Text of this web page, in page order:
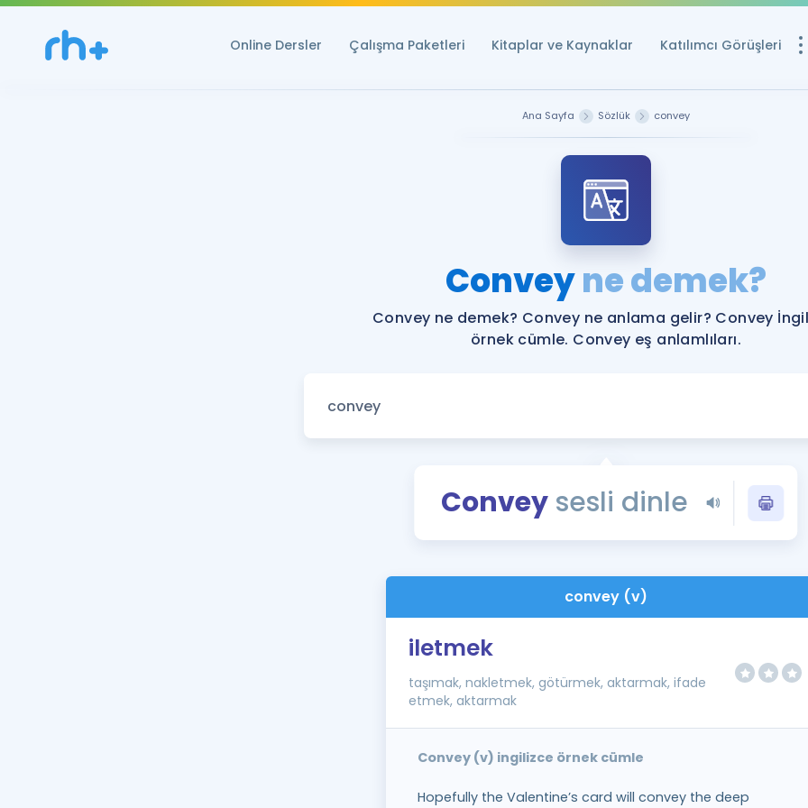
Online Dersler Çalışma Paketleri Kitaplar ve Kaynaklar Katılımcı Görüşleri
YDS ve YÖKDİL
Rehberlik Aracı
YDS ve YÖKDİL'e
Tüm ÖSYM
YDS - YÖKDİL
İngilizce Gramer
Ana Sayfa Sözlük convey
Conveyne demek?
Convey ne demek? Convey ne anlama gelir? Convey
örnek cümle. Convey eş anlamlıları.
Convey sesli dinle
convey (v)
iletmek
taşımak, nakletmek, götürmek, aktarmak, ifade
etmek, aktarmak
Convey (v) ingilizce örnek cümle
Hopefully the Valentine’s card will convey the deep